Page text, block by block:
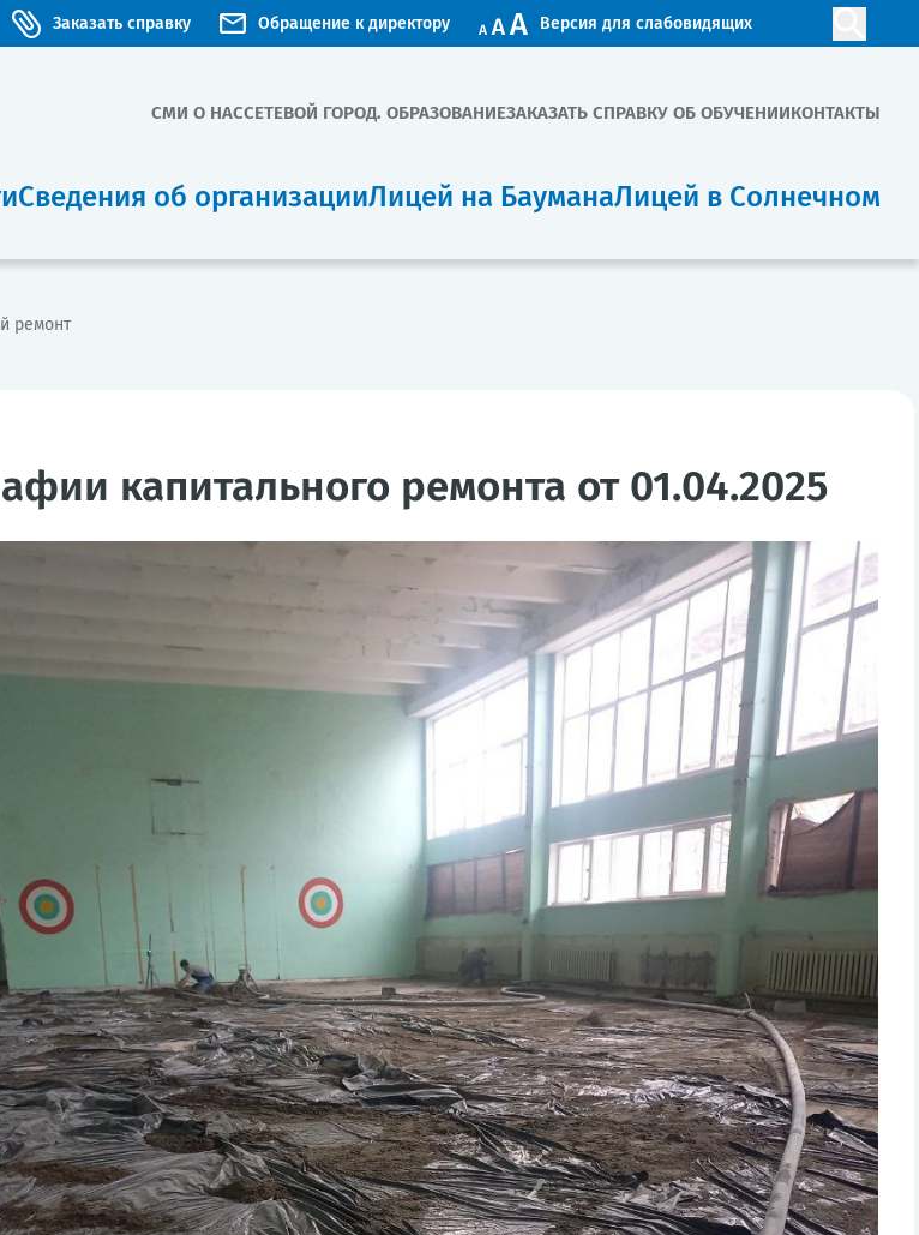
Заказать справку Обращение к директору Версия для слабовидящих
СМИ О НАССЕТЕВОЙ ГОРОД. ОБРАЗОВАНИЕЗАКАЗАТЬ СПРАВКУ ОБ ОБУЧЕНИИКОНТАКТЫ
Сведения об организацииЛицей на БауманаЛицей в Солнечном
ремонт
капитального ремонта от 01.04.2025